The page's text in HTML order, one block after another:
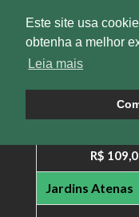
Este site usa
obtenha a melhor
Leia mais
M2
Jardins Paris
M2
R$
Jardins Atenas